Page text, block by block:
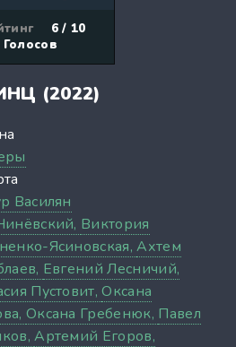
6 / 10
Голосов
(2022)
Василян
Виктория
Ясиновская,Ахтем
Евгений Лесничий,
Пустовит,Оксана
Оксана Гребенюк, Павел
Артемий Егоров,